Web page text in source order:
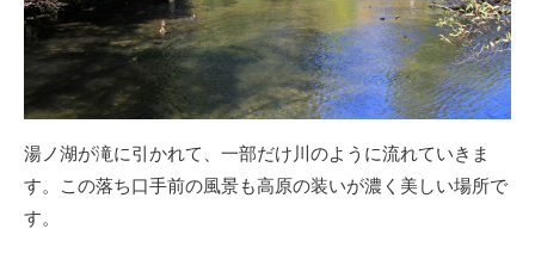
湯ノ湖が滝に引かれて、一部だけ川のように流れていきま
す。この落ち口手前の風景も高原の装いが濃く美しい場所で
す。